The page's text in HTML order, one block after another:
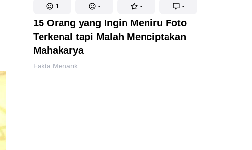
1 - - -
15 Orang yang Ingin Meniru Foto
Terkenal tapi Malah Menciptakan
Mahakarya
Fakta Menarik